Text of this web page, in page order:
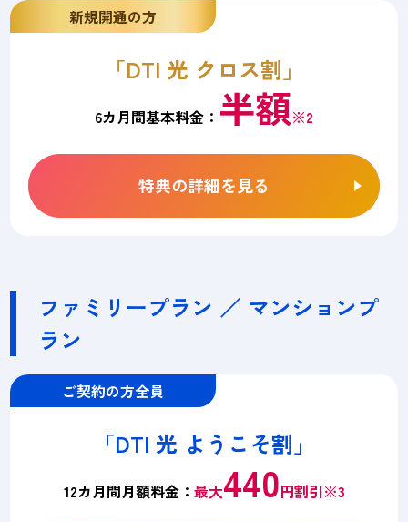
新規開通の方
「DTI 光 クロス割」
6カ月間基本料金： 半額※2
特典の詳細を見る
ファミリープラン ／ マンションプ
ラン
ご契約の方全員
「DTI 光 ようこそ割」
12カ月間月額料金： 最大440円割引※3